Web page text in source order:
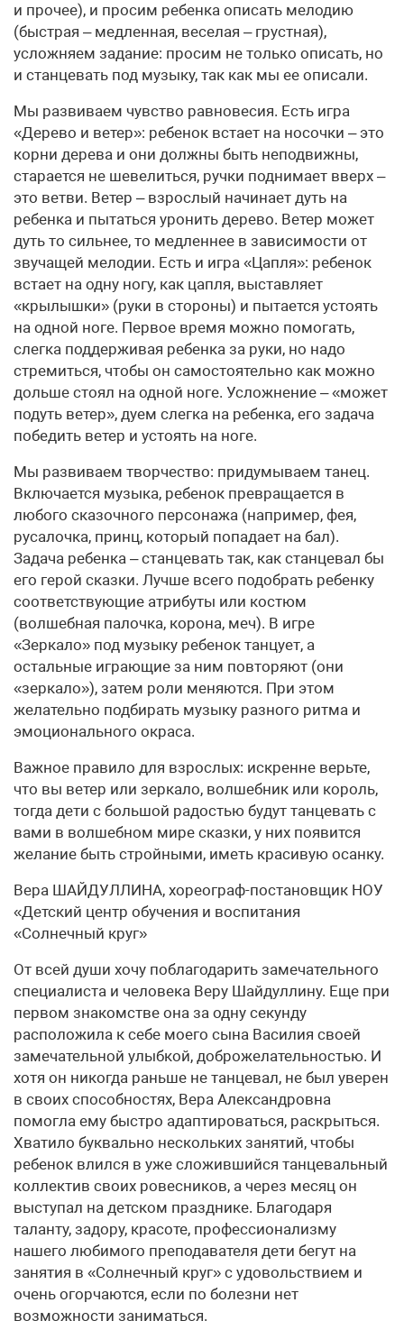
и прочее), и просим ребенка описать мелодию
(быстрая – медленная, веселая – грустная),
усложняем задание: просим не только описать, но
и станцевать под музыку, так как мы ее описали.
Мы развиваем чувство равновесия. Есть игра
«Дерево и ветер»: ребенок встает на носочки – это
корни дерева и они должны быть неподвижны,
старается не шевелиться, ручки поднимает вверх –
это ветви. Ветер – взрослый начинает дуть на
ребенка и пытаться уронить дерево. Ветер может
дуть то сильнее, то медленнее в зависимости от
звучащей мелодии. Есть и игра «Цапля»: ребенок
встает на одну ногу, как цапля, выставляет
«крылышки» (руки в стороны) и пытается устоять
на одной ноге. Первое время можно помогать,
слегка поддерживая ребенка за руки, но надо
стремиться, чтобы он самостоятельно как можно
дольше стоял на одной ноге. Усложнение – «может
подуть ветер», дуем слегка на ребенка, его задача
победить ветер и устоять на ноге.
Мы развиваем творчество: придумываем танец.
Включается музыка, ребенок превращается в
любого сказочного персонажа (например, фея,
русалочка, принц, который попадает на бал).
Задача ребенка – станцевать так, как станцевал бы
его герой сказки. Лучше всего подобрать ребенку
соответствующие атрибуты или костюм
(волшебная палочка, корона, меч). В игре
«Зеркало» под музыку ребенок танцует, а
остальные играющие за ним повторяют (они
«зеркало»), затем роли меняются. При этом
желательно подбирать музыку разного ритма и
эмоционального окраса.
Важное правило для взрослых: искренне верьте,
что вы ветер или зеркало, волшебник или король,
тогда дети с большой радостью будут танцевать с
вами в волшебном мире сказки, у них появится
желание быть стройными, иметь красивую осанку.
Вера ШАЙДУЛЛИНА, хореограф-постановщик НОУ
«Детский центр обучения и воспитания
«Солнечный круг»
От всей души хочу поблагодарить замечательного
специалиста и человека Веру Шайдуллину. Еще при
первом знакомстве она за одну секунду
расположила к себе моего сына Василия своей
замечательной улыбкой, доброжелательностью. И
хотя он никогда раньше не танцевал, не был уверен
в своих способностях, Вера Александровна
помогла ему быстро адаптироваться, раскрыться.
Хватило буквально нескольких занятий, чтобы
ребенок влился в уже сложившийся танцевальный
коллектив своих ровесников, а через месяц он
выступал на детском празднике. Благодаря
таланту, задору, красоте, профессионализму
нашего любимого преподавателя дети бегут на
занятия в «Солнечный круг» с удовольствием и
очень огорчаются, если по болезни нет
возможности заниматься.